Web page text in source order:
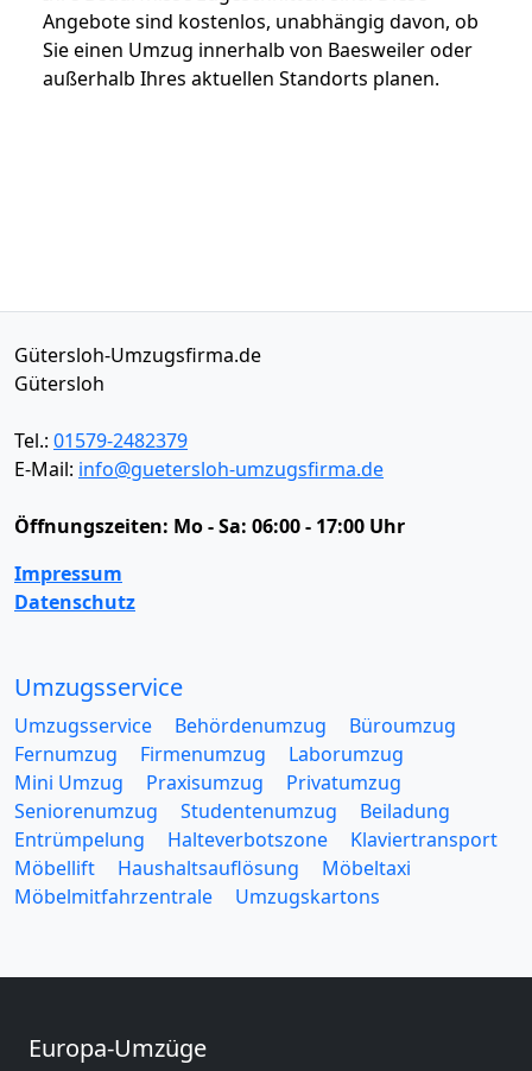
Angebote sind kostenlos, unabhängig davon, ob
Sie einen Umzug innerhalb von Baesweiler oder
außerhalb Ihres aktuellen Standorts planen.
Gütersloh-Umzugsfirma.de
Gütersloh
Tel.: 01579-2482379
E-Mail: info@guetersloh-umzugsfirma.de
Öffnungszeiten: Mo - Sa: 06:00 - 17:00 Uhr
Impressum
Datenschutz
Umzugsservice
Umzugsservice Behördenumzug
Büroumzug
Fernumzug
Firmenumzug
Laborumzug
Mini Umzug
Praxisumzug
Privatumzug
Seniorenumzug
Studentenumzug
Beiladung
Entrümpelung
Halteverbotszone
Klaviertransport
Möbellift
Haushaltsauflösung
Möbeltaxi
Möbelmitfahrzentrale
Umzugskartons
Europa-Umzüge